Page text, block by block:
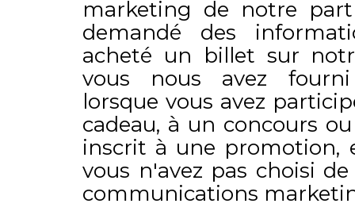
marketing de notre
demandé des
acheté un billet sur
vous nous avez
lorsque vous avez
cadeau, à un concours
inscrit à une promotion,
vous n'avez pas choisi
communications